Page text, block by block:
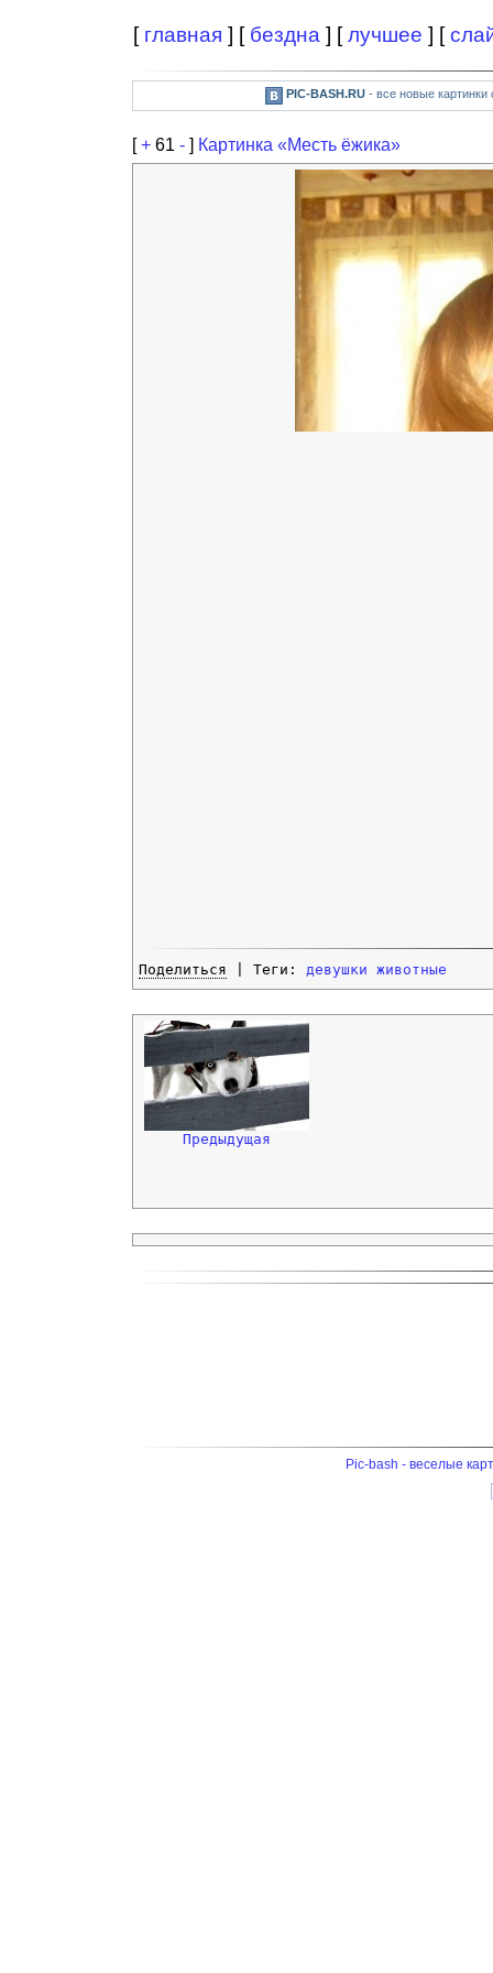
[ главная ] [ бездна ] [лучшее ] [
PIC-BASH.RU- все новые картинки
[+ 61 - ] Картинка «Месть ёжика»
Поделиться | Теги: девушки животные
Предыдущая
Pic-bash - веселые